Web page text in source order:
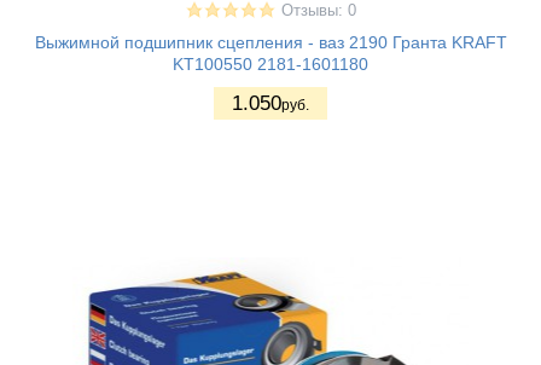
Отзывы: 0
Выжимной подшипник сцепления - ваз 2190 Гранта KRAFT
KT100550 2181-1601180
1.050руб.